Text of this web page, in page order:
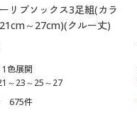
リブソックス3足組(カラ
～27cm)(クルー丈)
色展開
～23～25～27
675件